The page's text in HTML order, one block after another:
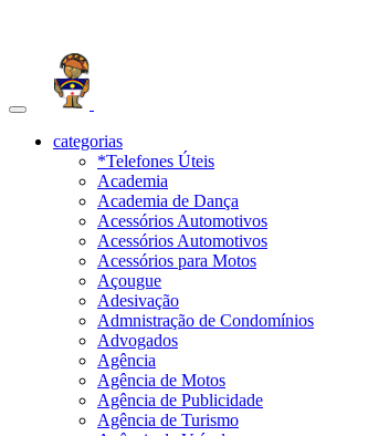
Toggle
navigationcategorias
*Telefones Úteis
Academia
Academia de Dança
Acessórios Automotivos
Acessórios Automotivos
Acessórios para Motos
Açougue
Adesivação
Admnistração de Condomínios
Advogados
Agência
Agência de Motos
Agência de Publicidade
Agência de Turismo